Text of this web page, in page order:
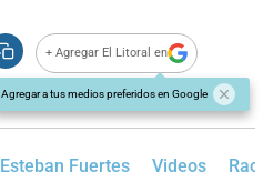
+ Agregar El Litoral en
Agregar a tus medios preferidos en Google
Esteban Fuertes Videos